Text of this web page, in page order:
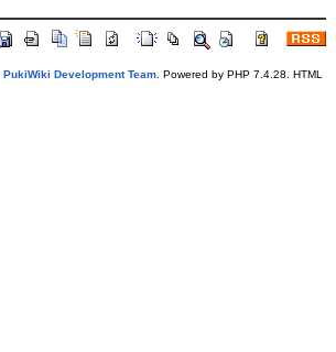
PukiWiki Development Team. Powered by PHP 7.4.28. HTML